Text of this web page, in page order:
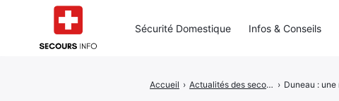
Accueil › Actualités des secours › Duneau :
Sécurité Domestique Infos & Conseils
Rechercher